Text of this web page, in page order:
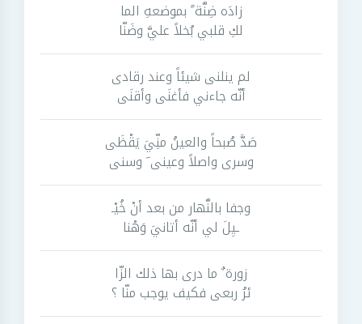
زادَه ضِنَّة ً بموضعهِ الما
لكِ قلبي بُخلاً عليَّ وضَنّا
لم ينلنى شيئاً وعند رقادى
أنّه جاءني فأغنَى وأقنَى
صَدَّ صُبحاً والعينُ منِّيَ يَقْظَى
وسرى واصلاً وعينى َ وسنى
وجفا بالنَّهار من بعد أنْ خُيْـ
ـيِلَ لي أنّه أتانيَ وَهْنا
زورة ٌ ما درى بها ذلك الزّا
ئرُ ربعى فكيف يوجب منّا ؟